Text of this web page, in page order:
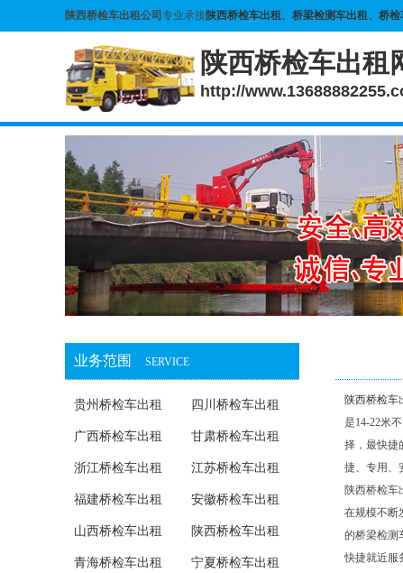
陕西桥检车出租公司 专业承接陕西桥检车出租、 桥梁检测车出租、 桥检
陕西桥检车出租
http://
业务范围 SERVICE
贵州桥检车出租 四川桥检车出租
广西桥检车出租 甘肃桥检车出租
浙江桥检车出租 江苏桥检车出租
福建桥检车出租 安徽桥检车出租
山西桥检车出租 陕西桥检车出租
青海桥检车出租 宁夏桥检车出租
陕西桥检车
是14-22米
择，最快捷
捷、专用、
陕西桥检车
在规模不断
的桥梁检测
快捷就近服